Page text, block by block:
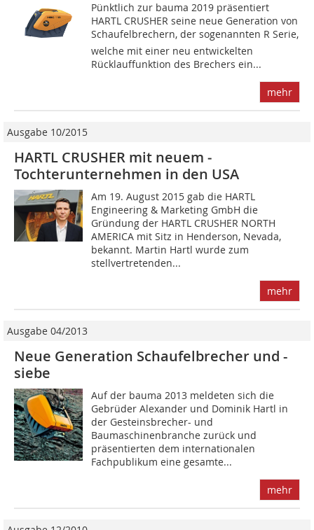
Pünktlich zur bauma 2019 präsentiert
HARTL CRUSHER seine neue Generation von
Schaufelbrechern, der sogenannten R Serie,
welche mit einer neu entwickelten
Rücklauffunktion des Brechers ein...
mehr
Ausgabe 10/2015
HARTL CRUSHER mit neuem ­
Tochterunternehmen in den USA
Am 19. August 2015 gab die HARTL
Engineering & Marketing GmbH die
Gründung der HARTL CRUSHER NORTH
AMERICA mit Sitz in Henderson, Nevada,
bekannt. ­Martin Hartl wurde zum
stellvertretenden...
mehr
Ausgabe 04/2013
Neue Generation Schaufelbrecher und -
siebe
Auf der bauma 2013 meldeten sich die
Gebrüder Alexander und Dominik Hartl in
der Gesteinsbrecher- und
Baumaschinenbranche zurück und
präsentierten dem internationalen
Fachpublikum eine gesamte...
mehr